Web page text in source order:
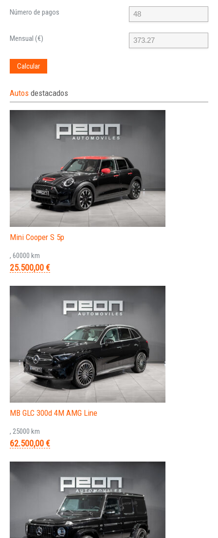
Número de pagos
Mensual (€)
Calcular
Autos destacados
Mini Cooper S 5p
, 60000 km
25.500,00 €
MB GLC 300d 4M AMG Line
, 25000 km
62.500,00 €